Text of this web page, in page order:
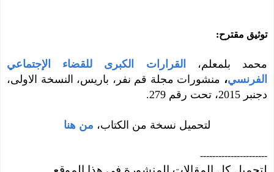
توثيق مقترح:
محمد بلمعلم،
القرارات الكبرى للقضاء الإجتماعي
الفرنسي، منشورات مجلة قم نفر، باريس، النسخة الاولى،
دجنبر 2015، تحت رقم 279.
لتحميل نسخة من الكتاب، من هنا
----------------------